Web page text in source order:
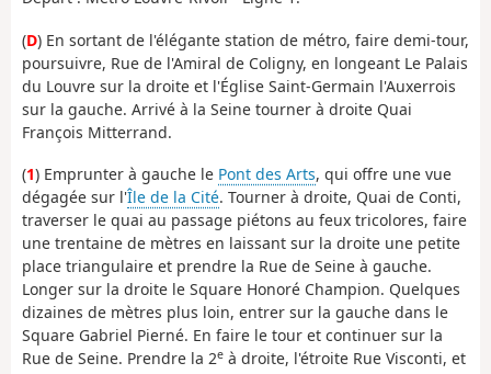
(D) En sortant de l'élégante station de métro, faire demi-tour,
poursuivre, Rue de l'Amiral de Coligny, en longeant Le Palais
du Louvre sur la droite et l'Église Saint-Germain l'Auxerrois
sur la gauche. Arrivé à la Seine tourner à droite Quai
François Mitterrand.
(1) Emprunter à gauche le Pont des Arts, qui offre une vue
dégagée sur l'Île de la Cité. Tourner à droite, Quai de Conti,
traverser le quai au passage piétons au feux tricolores, faire
une trentaine de mètres en laissant sur la droite une petite
place triangulaire et prendre la Rue de Seine à gauche.
Longer sur la droite le Square Honoré Champion. Quelques
dizaines de mètres plus loin, entrer sur la gauche dans le
Square Gabriel Pierné. En faire le tour et continuer sur la
Rue de Seine. Prendre la 2e à droite, l'étroite Rue Visconti, et